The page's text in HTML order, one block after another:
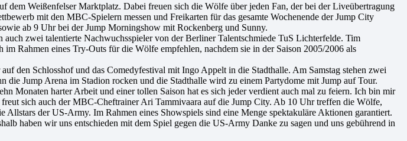
Weißenfelser Marktplatz. Dabei freuen sich die Wölfe über jeden Fan, der bei der Liveübertragung
mit den MBC-Spielern messen und Freikarten für das gesamte Wochenende der Jump City
ab 9 Uhr bei der Jump Morningshow mit Rockenberg und Sunny.
zwei talentierte Nachwuchsspieler von der Berliner Talentschmiede TuS Lichterfelde. Tim
Rahmen eines Try-Outs für die Wölfe empfehlen, nachdem sie in der Saison 2005/2006 als
den Schlosshof und das Comedyfestival mit Ingo Appelt in die Stadthalle. Am Samstag stehen zwei
Jump Arena im Stadion rocken und die Stadthalle wird zu einem Partydome mit Jump auf Tour.
Monaten harter Arbeit und einer tollen Saison hat es sich jeder verdient auch mal zu feiern. Ich bin mir
sich auch der MBC-Cheftrainer Ari Tammivaara auf die Jump City. Ab 10 Uhr treffen die Wölfe,
der US-Army. Im Rahmen eines Showspiels sind eine Menge spektakuläre Aktionen garantiert.
haben wir uns entschieden mit dem Spiel gegen die US-Army Danke zu sagen und uns gebührend in